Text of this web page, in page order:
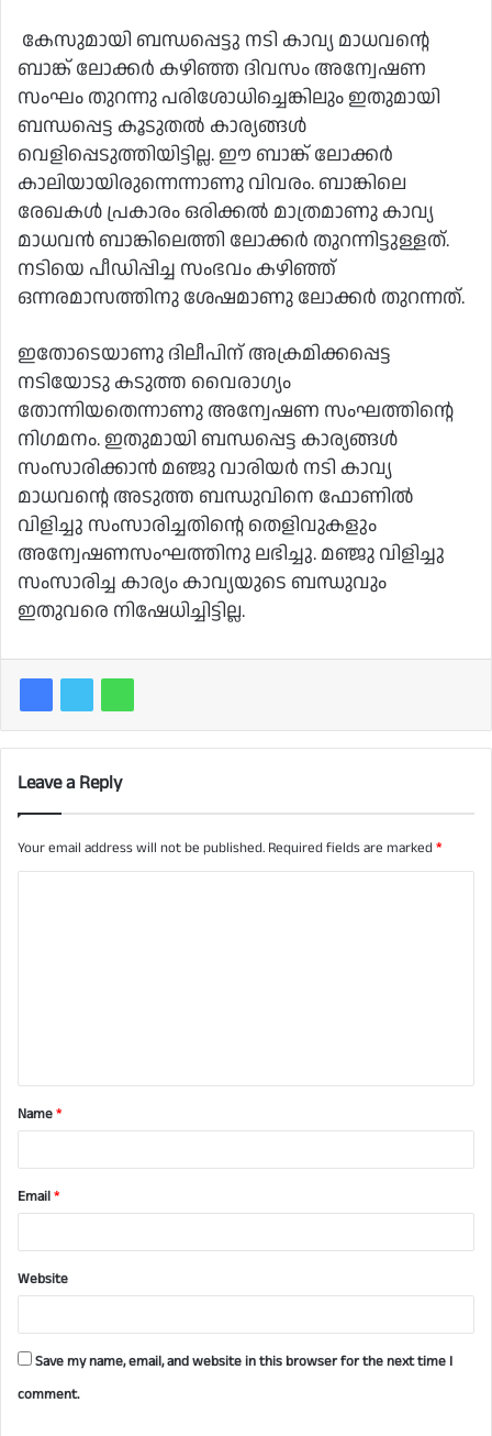
കേസുമായി ബന്ധപ്പെട്ടു നടി കാവ്യ മാധവന്റെ
ബാങ്ക് ലോക്കര്‍ കഴിഞ്ഞ ദിവസം അന്വേഷണ
സംഘം തുറന്നു പരിശോധിച്ചെങ്കിലും ഇതുമായി
ബന്ധപ്പെട്ട കൂടുതല്‍ കാര്യങ്ങള്‍
വെളിപ്പെടുത്തിയിട്ടില്ല. ഈ ബാങ്ക് ലോക്കര്‍
കാലിയായിരുന്നെന്നാണു വിവരം. ബാങ്കിലെ
രേഖകള്‍ പ്രകാരം ഒരിക്കല്‍ മാത്രമാണു കാവ്യ
മാധവന്‍ ബാങ്കിലെത്തി ലോക്കര്‍ തുറന്നിട്ടുള്ളത്.
നടിയെ പീഡിപ്പിച്ച സംഭവം കഴിഞ്ഞ്
ഒന്നരമാസത്തിനു ശേഷമാണു ലോക്കര്‍ തുറന്നത്.
ഇതോടെയാണു ദിലീപിന് അക്രമിക്കപ്പെട്ട
നടിയോടു കടുത്ത വൈരാഗ്യം
തോന്നിയതെന്നാണു അന്വേഷണ സംഘത്തിന്റെ
നിഗമനം. ഇതുമായി ബന്ധപ്പെട്ട കാര്യങ്ങള്‍
സംസാരിക്കാന്‍ മഞ്ജു വാരിയര്‍ നടി കാവ്യ
മാധവന്റെ അടുത്ത ബന്ധുവിനെ ഫോണില്‍
വിളിച്ചു സംസാരിച്ചതിന്റെ തെളിവുകളും
അന്വേഷണസംഘത്തിനു ലഭിച്ചു. മഞ്ജു വിളിച്ചു
സംസാരിച്ച കാര്യം കാവ്യയുടെ ബന്ധുവും
ഇതുവരെ നിഷേധിച്ചിട്ടില്ല.
Leave a Reply
Your email address will not be published. Required fields are marked*
t
*Name*
Email*
Website
Save my name, email, and website in this browser for the next time I
comment.